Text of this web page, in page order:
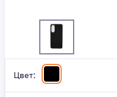
Цвет: